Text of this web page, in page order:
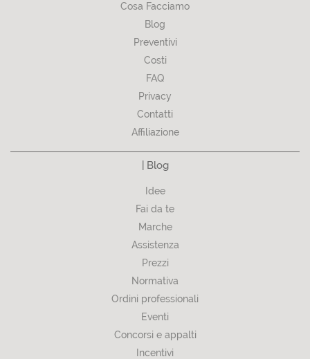
Cosa Facciamo
Blog
Preventivi
Costi
FAQ
Privacy
Contatti
Affiliazione
| Blog
Idee
Fai da te
Marche
Assistenza
Prezzi
Normativa
Ordini professionali
Eventi
Concorsi e appalti
Incentivi